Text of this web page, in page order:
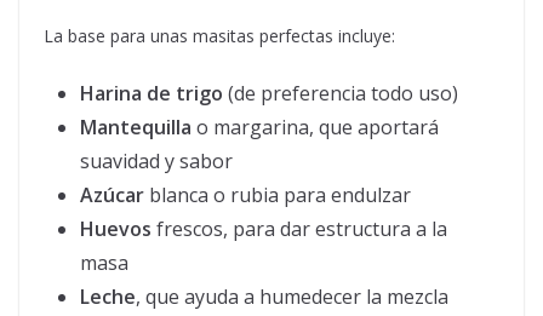
La base para unas masitas perfectas incluye:
Harina de trigo (de preferencia todo uso)
Mantequilla o margarina, que aportará
suavidad y sabor
Azúcar blanca o rubia para endulzar
Huevos frescos, para dar estructura a la
masa
Leche, que ayuda a humedecer la mezcla